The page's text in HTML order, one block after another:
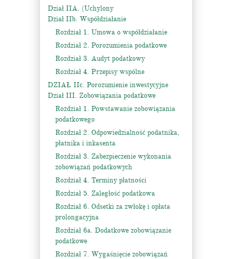
Dział IIA. (Uchylony
Dział IIb. Współdziałanie
Rozdział 1. Umowa o współdziałanie
Rozdział 2. Porozumienia podatkowe
Rozdział 3. Audyt podatkowy
Rozdział 4. Przepisy wspólne
DZIAŁ IIc. Porozumienie inwestycyjne
Dział III. Zobowiązania podatkowe
Rozdział 1. Powstawanie zobowiązania
podatkowego
Rozdział 2. Odpowiedzialność podatnika,
płatnika i inkasenta
Rozdział 3. Zabezpieczenie wykonania
zobowiązań podatkowych
Rozdział 4. Terminy płatności
Rozdział 5. Zaległość podatkowa
Rozdział 6. Odsetki za zwłokę i opłata
prolongacyjna
Rozdział 6a. Dodatkowe zobowiązanie
podatkowe
Rozdział 7. Wygaśnięcie zobowiązań